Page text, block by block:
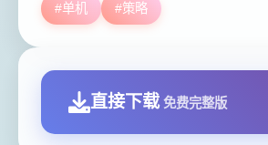
#单机 #策略
直接下载 免费完整版